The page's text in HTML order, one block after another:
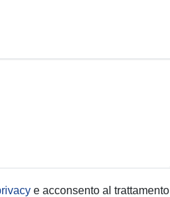
e acconsento al trattamento